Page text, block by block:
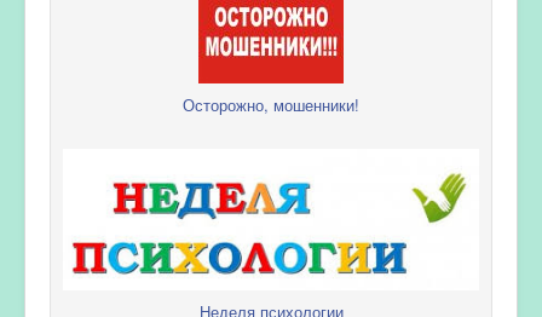
Осторожно, мошенники!
Неделя психологии